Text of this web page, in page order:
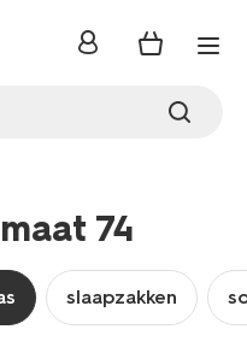
inloggen
74
slaapzakken